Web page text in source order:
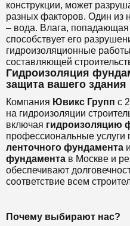
конструкции, может
разных факторов. Один из
– вода. Влага,
способствует его
гидроизоляционные
составляющей
Гидроизоляция
защита вашего здания
Компания Ювикс Групп с
на гидроизоляции
включая гидроизоляцию
профессиональные услуги
ленточного фундамента и
фундамента в Москве и
обеспечивают
соответствие всем
Почему выбирают нас?